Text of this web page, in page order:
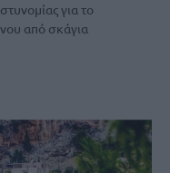
για το
από σκάγια